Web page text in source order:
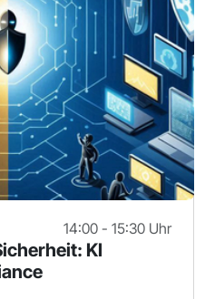
14:00 - 15:30 Uhr
KI